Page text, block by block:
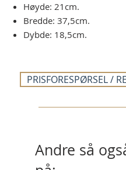
Høyde: 21cm.
Bredde: 37,5cm.
Dybde: 18,5cm.
PRISFORESPØRSEL /
Andre så